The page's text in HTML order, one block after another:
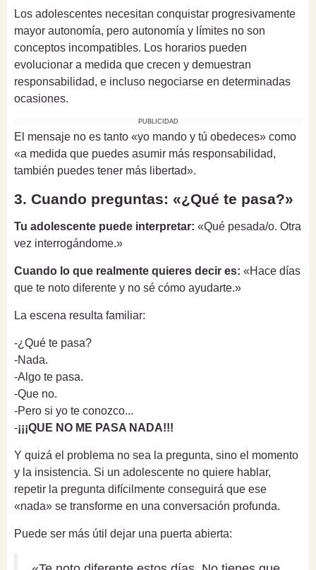
Los adolescentes necesitan conquistar progresivamente
mayor autonomía, pero autonomía y límites no son
conceptos incompatibles. Los horarios pueden
evolucionar a medida que crecen y demuestran
responsabilidad, e incluso negociarse en determinadas
ocasiones.
PUBLICIDAD
El mensaje no es tanto «yo mando y tú obedeces» como
«a medida que puedes asumir más responsabilidad,
también puedes tener más libertad».
3. Cuando preguntas: «¿Qué te pasa?»
Tu adolescente puede interpretar: «Qué pesada/o. Otra
vez interrogándome.»
Cuando lo que realmente quieres decir es: «Hace días
que te noto diferente y no sé cómo ayudarte.»
La escena resulta familiar:
-¿Qué te pasa?
-Nada.
-Algo te pasa.
-Que no.
-Pero si yo te conozco...
-¡¡¡QUE NO ME PASA NADA!!!
Y quizá el problema no sea la pregunta, sino el momento
y la insistencia. Si un adolescente no quiere hablar,
repetir la pregunta difícilmente conseguirá que ese
«nada» se transforme en una conversación profunda.
Puede ser más útil dejar una puerta abierta: